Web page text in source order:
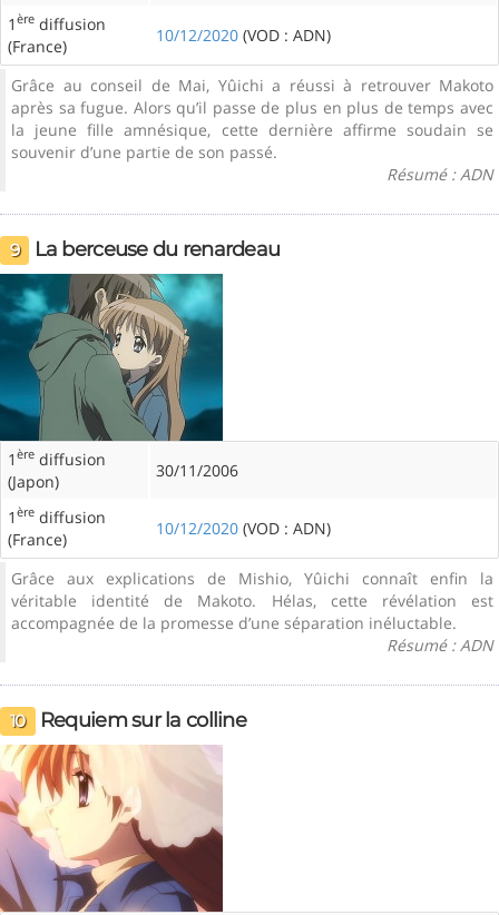
1 ère diffusion
(France)
10/12/2020 (VOD : ADN)
Grâce au conseil de Mai, Yûichi a réussi à retrouver Makoto
après sa fugue. Alors qu’il passe de plus en plus de temps avec
la jeune fille amnésique, cette dernière affirme soudain se
souvenir d’une partie de son passé.
Résumé : ADN
9 La berceuse du renardeau
1 ère diffusion
(Japon)
30/11/2006
1 ère diffusion
(France)
10/12/2020 (VOD : ADN)
Grâce aux explications de Mishio, Yûichi connaît enfin la
véritable identité de Makoto. Hélas, cette révélation est
accompagnée de la promesse d’une séparation inéluctable.
Résumé : ADN
10 Requiem sur la colline